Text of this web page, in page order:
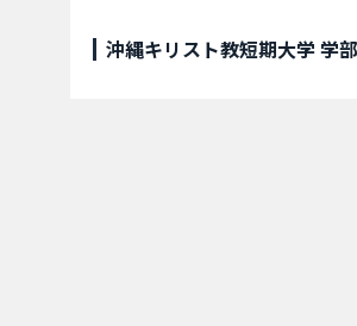
沖縄キリスト教短期大学 学